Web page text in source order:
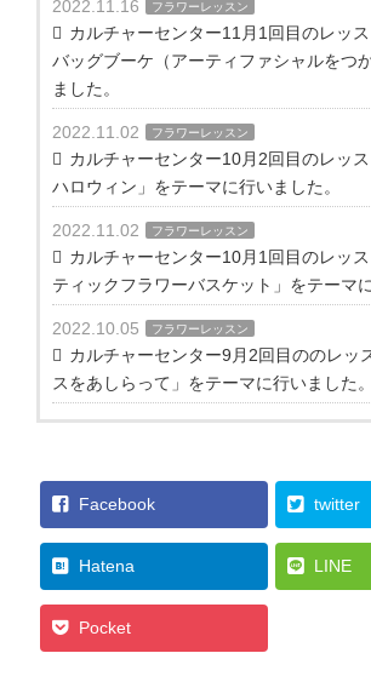
2022.11.16 フラワーレッスン
カルチャーセンター11月1回目のレッ
バッグブーケ（アーティファシャルをつ
ました。
2022.11.02 フラワーレッスン
カルチャーセンター10月2回目のレッ
ハロウィン」をテーマに行いました。
2022.11.02 フラワーレッスン
カルチャーセンター10月1回目のレッ
ティックフラワーバスケット」をテーマ
2022.10.05 フラワーレッスン
カルチャーセンター9月2回目ののレッ
スをあしらって」をテーマに行いました。
Facebook twitter
Hatena LINE
Pocket